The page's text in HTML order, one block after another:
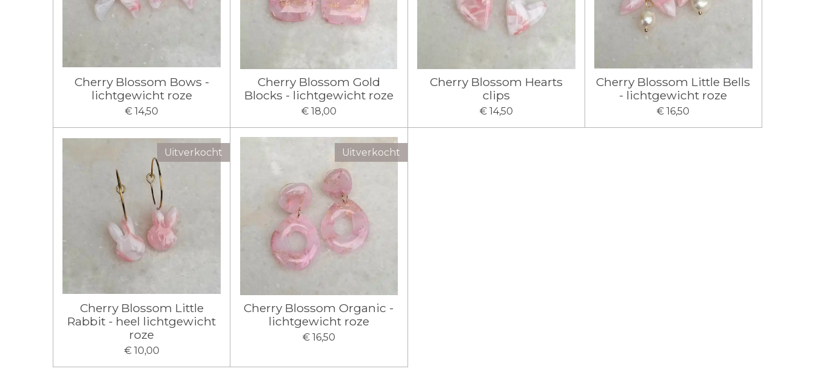
Cherry Blossom Bows -
lichtgewicht roze
€ 14,50
Cherry Blossom Gold
Blocks - lichtgewicht roze
€ 18,00
Cherry Blossom Hearts
clips
€ 14,50
Cherry Blossom Little Bells
- lichtgewicht roze
€ 16,50
Uitverkocht
Cherry Blossom Little
Rabbit - heel lichtgewicht
roze
€ 10,00
Uitverkocht
Cherry Blossom Organic -
lichtgewicht roze
€ 16,50